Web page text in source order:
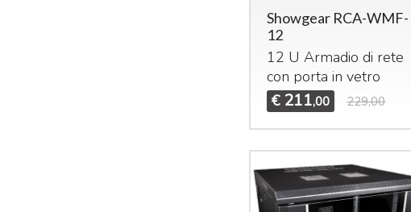
Showgear RCA-WMF-
12
12 U Armadio di rete
con porta in vetro
€ 211,00 229,00